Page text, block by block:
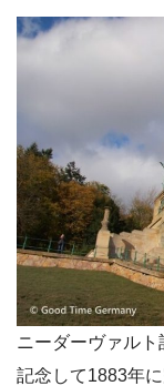
ニーダーヴァル
記念して1883年